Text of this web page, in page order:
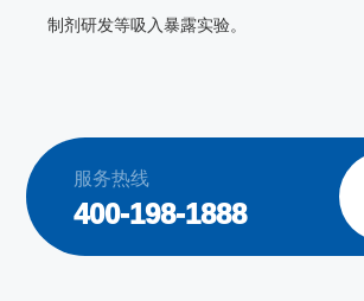
制剂研发等吸入暴露实验。
服务热线
400-198-1888